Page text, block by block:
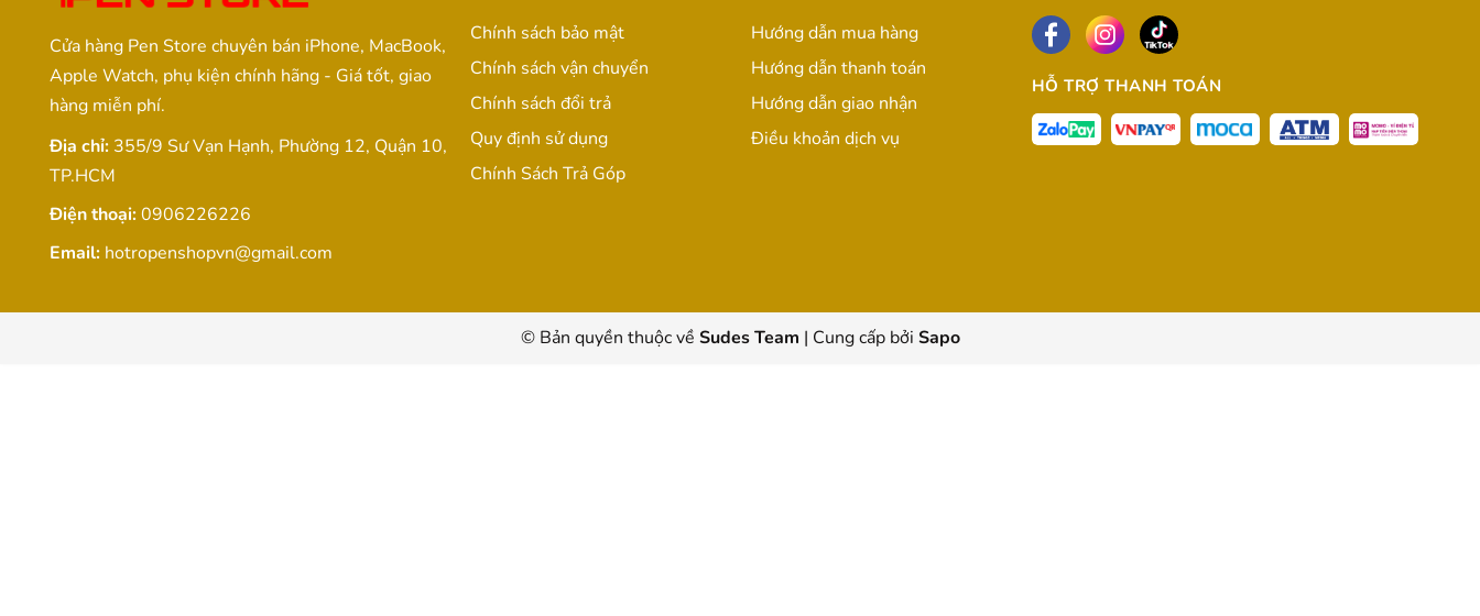
Cửa hàng Pen Store chuyên bán iPhone, MacBook,
Apple Watch, phụ kiện chính hãng - Giá tốt, giao
hàng miễn phí.
Địa chỉ: 355/9 Sư Vạn Hạnh, Phường 12, Quận 10,
TP.HCM
Điện thoại:0906226226
Email: hotropenshopvn@gmail.com
Chính sách bảo mật
Chính sách vận chuyển
Chính sách đổi trả
Quy định sử dụng
Chính Sách Trả Góp
Hướng dẫn mua hàng
Hướng dẫn thanh toán
Hướng dẫn giao nhận
Điều khoản dịch vụ
HỖ TRỢ THANH TOÁN
© Bản quyền thuộc về Sudes Team | Cung cấp bởi Sapo